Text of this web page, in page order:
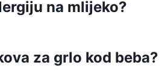
na mlijeko?
za grlo kod beba?